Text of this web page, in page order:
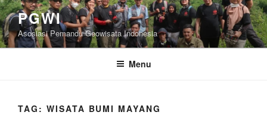
Skip
to
content
PGWI
Asosiasi Pemandu Geowisata Indonesia
Menu
TAG: WISATA BUMI MAYANG